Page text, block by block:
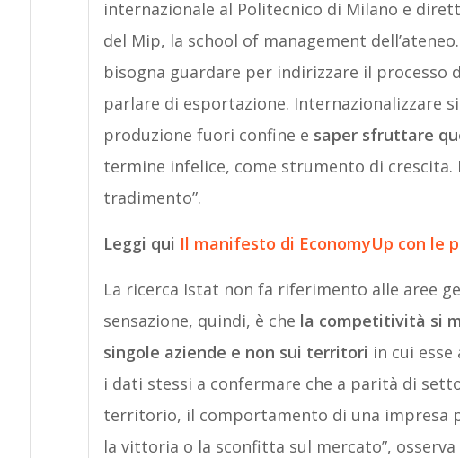
internazionale al Politecnico di Milano e
del Mip, la school of management
bisogna guardare per indirizzare il processo
parlare di esportazione. Internazionalizzare
produzione fuori confine e saper sfruttare
termine infelice, come strumento di crescita.
tradimento”.
Leggi qui Il manifesto di EconomyUp con le
La ricerca Istat non fa riferimento alle aree
sensazione, quindi, è che la competitività si
singole aziende e non sui territori in cui esse
i dati stessi a confermare che a parità di
territorio, il comportamento di una impresa
la vittoria o la sconfitta sul mercato”, osserva